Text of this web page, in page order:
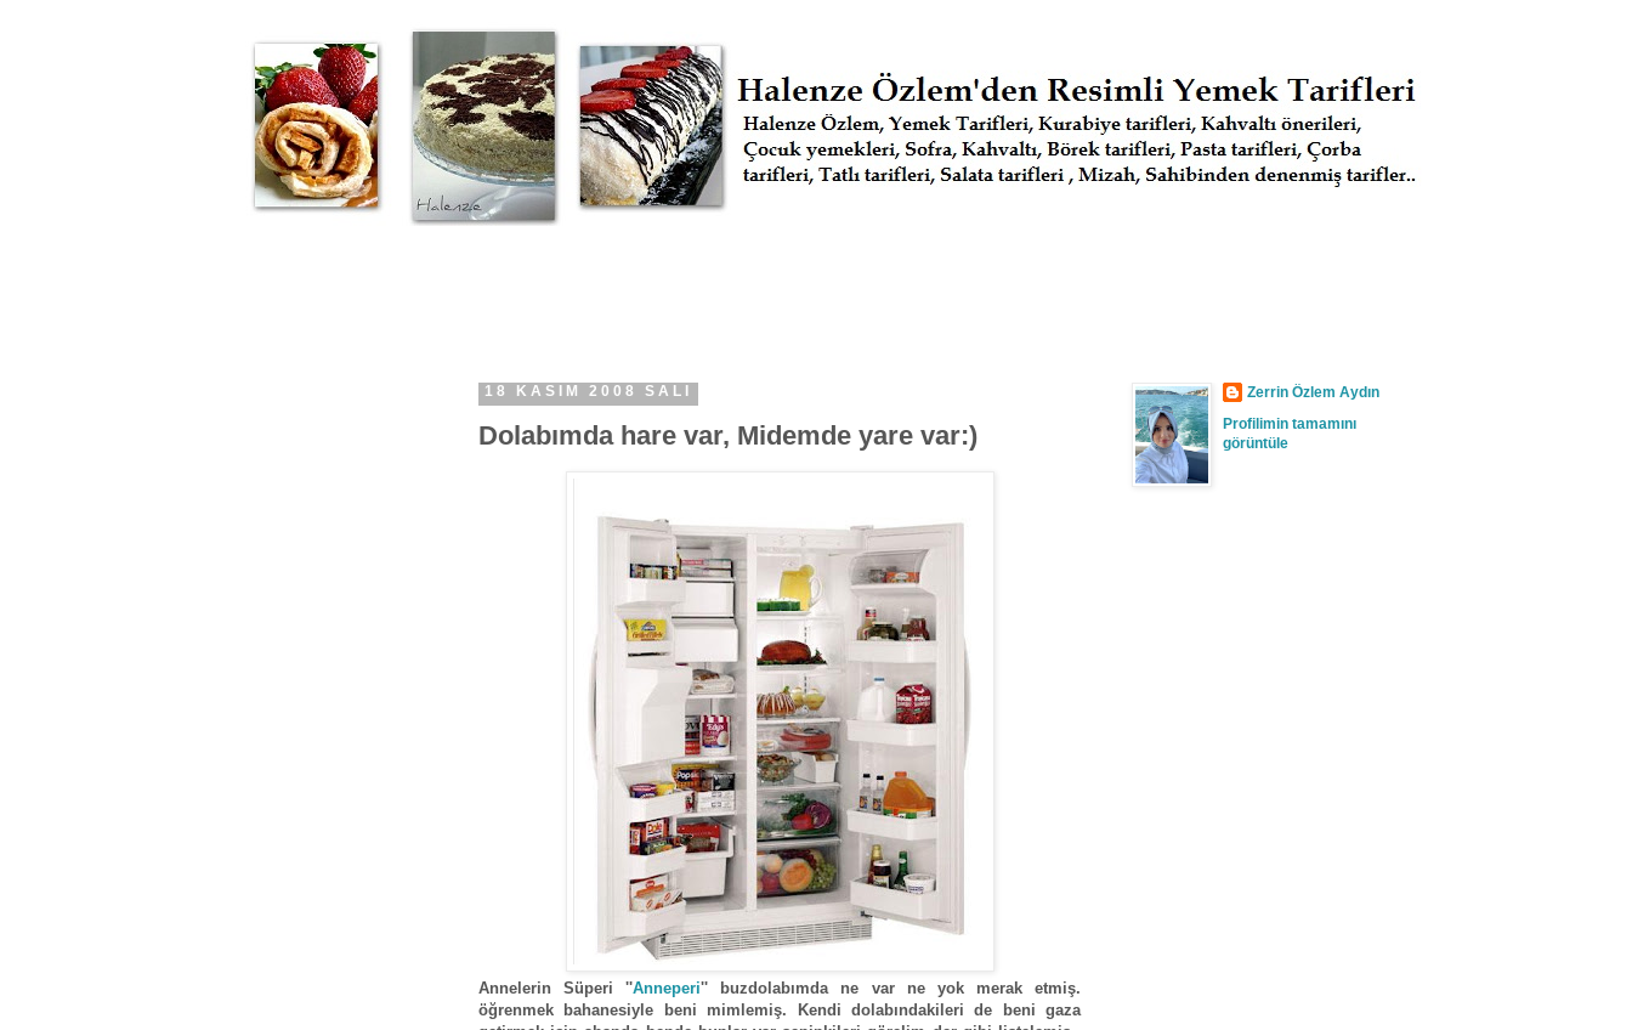
18 KASIM 2008 SALI
Dolabımda hare var, Midemde yare var:)
Annelerin Süperi ''Anneperi'' buzdolabımda ne var ne yok merak etmiş.
öğrenmek bahanesiyle beni mimlemiş. Kendi dolabındakileri de beni gaza
Zerrin Özlem Aydın
Profilimin tamamını
görüntüle